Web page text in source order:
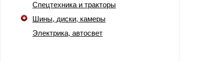
Спецтехника и тракторы
Шины, диски, камеры
Электрика, автосвет